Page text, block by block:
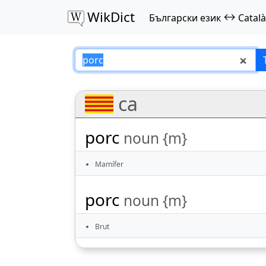
WikDict Български език↔ Català
porc –
ca
porc noun {m}
Mamífer
porc noun {m}
Brut